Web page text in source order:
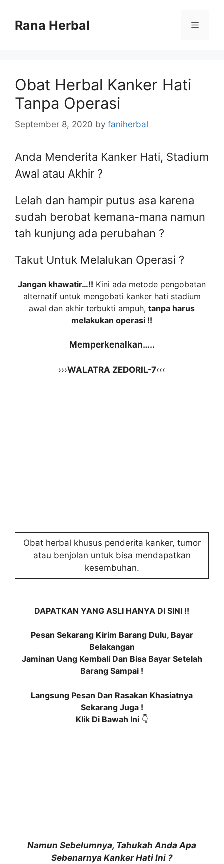
contentRana Herbal Menu
Obat Herbal Kanker Hati
Tanpa Operasi
September 8, 2020 by faniherbal
Anda Menderita Kanker Hati, Stadium
Awal atau Akhir ?
Lelah dan hampir putus asa karena
sudah berobat kemana-mana namun
tah kunjung ada perubahan ?
Takut Untuk Melalukan Operasi ?
Jangan khawatir…!! Kini ada metode pengobatan
alternatif untuk mengobati kanker hati stadium
awal dan akhir terbukti ampuh, tanpa harus
melakukan operasi !!
Memperkenalkan…..
›››WALATRA ZEDORIL-7‹‹‹
Obat herbal khusus penderita kanker, tumor
atau benjolan untuk bisa mendapatkan
kesembuhan.
DAPATKAN YANG ASLI HANYA DI SINI !!
Pesan Sekarang Kirim Barang Dulu, Bayar
Belakangan
Jaminan Uang Kembali Dan Bisa Bayar Setelah
Barang Sampai !
Langsung Pesan Dan Rasakan Khasiatnya
Sekarang Juga !
Klik Di Bawah Ini👇
Namun Sebelumnya, Tahukah Anda Apa
Sebenarnya Kanker Hati Ini ?